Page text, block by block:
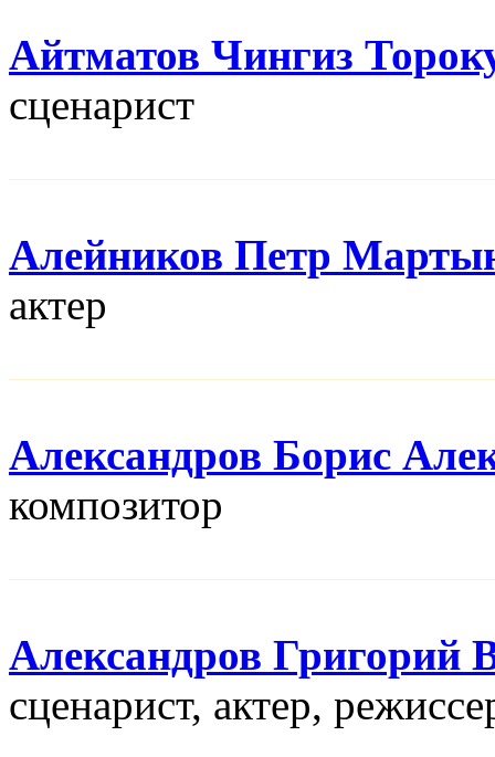
Айтматов Чингиз
сценарист
Алейников Петр
актер
Александров Борис
композитор
Александров Григорий
сценарист, актер,